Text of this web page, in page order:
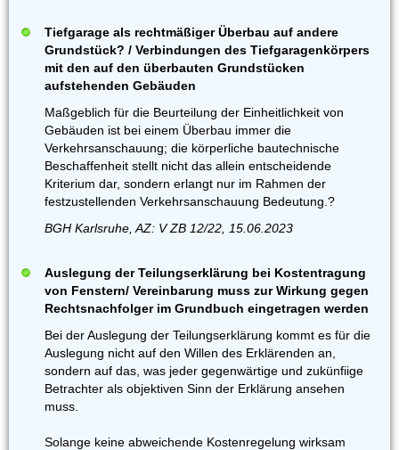
Tiefgarage als rechtmäßiger Überbau auf andere
Grundstück? / Verbindungen des Tiefgaragenkörpers
mit den auf den überbauten Grundstücken
aufstehenden Gebäuden
Maßgeblich für die Beurteilung der Einheitlichkeit von
Gebäuden ist bei einem Überbau immer die
Verkehrsanschauung; die körperliche bautechnische
Beschaffenheit stellt nicht das allein entscheidende
Kriterium dar, sondern erlangt nur im Rahmen der
festzustellenden Verkehrsanschauung Bedeutung.?
BGH Karlsruhe, AZ: V ZB 12/22, 15.06.2023
Auslegung der Teilungserklärung bei Kostentragung
von Fenstern/ Vereinbarung muss zur Wirkung gegen
Rechtsnachfolger im Grundbuch eingetragen werden
Bei der Auslegung der Teilungserklärung kommt es für die
Auslegung nicht auf den Willen des Erklärenden an,
sondern auf das, was jeder gegenwärtige und zukünfiige
Betrachter als objektiven Sinn der Erklärung ansehen
muss.
Solange keine abweichende Kostenregelung wirksam